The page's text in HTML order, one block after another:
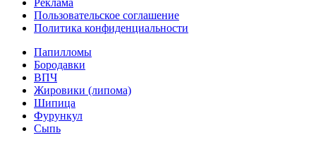
Пользовательское соглашение
Политика конфиденциальности
Папилломы
Бородавки
ВПЧ
Жировики (липома)
Шипица
Фурункул
Сыпь